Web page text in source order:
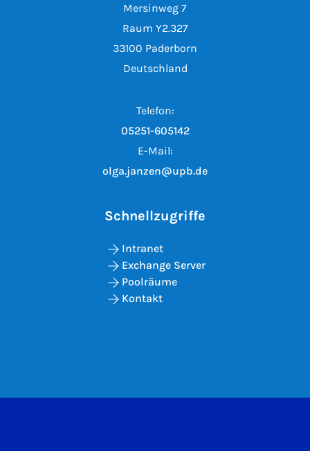
Mersinweg 7
Raum Y2.327
33100 Paderborn
Deutschland
Telefon:
05251-605142
E-Mail:
olga.janzen@upb.de
Schnellzugriffe
Intranet
Exchange Server
Poolräume
Kontakt